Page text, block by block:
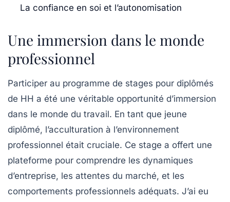
La confiance en soi et l’autonomisation
Une immersion dans le monde
professionnel
Participer au programme de stages pour diplômés
de HH a été une véritable opportunité d’immersion
dans le monde du travail. En tant que jeune
diplômé, l’acculturation à l’environnement
professionnel était cruciale. Ce stage a offert une
plateforme pour comprendre les dynamiques
d’entreprise, les attentes du marché, et les
comportements professionnels adéquats. J’ai eu